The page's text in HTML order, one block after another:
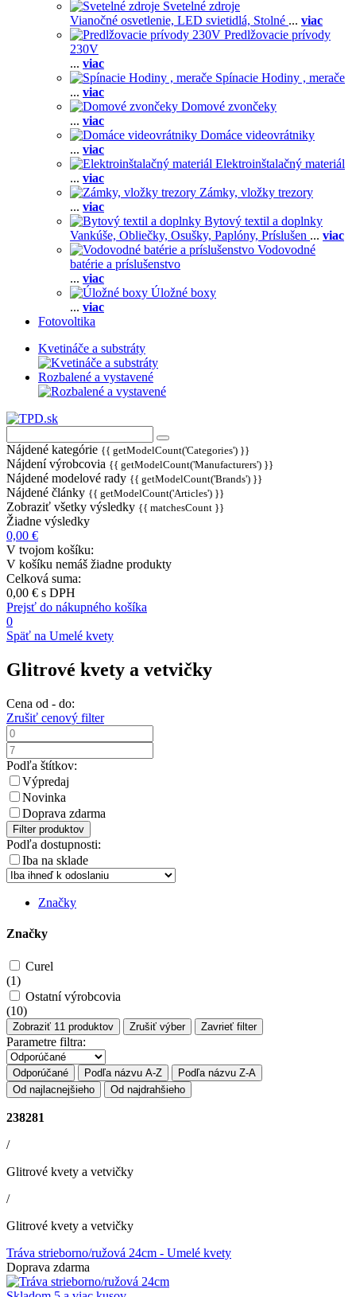
Svetelné zdroje
Vianočné osvetlenie, LED svietidlá, Stolné ... viac
Predlžovacie prívody
230V
... viac
Spínacie Hodiny , merače
... viac
Domové zvončeky
... viac
Domáce videovrátniky
... viac
Elektroinštalačný materiál
... viac
Zámky, vložky trezory
... viac
Bytový textil a doplnky
Vankúše, Obliečky, Osušky, Paplóny, Príslušen ... viac
Vodovodné
batérie a príslušenstvo
... viac
Úložné boxy
... viac
Fotovoltika
Kvetináče a substráty
Rozbalené a vystavené
Nájdené kategórie {{ getModelCount('Categories') }}
Nájdení výrobcovia {{ getModelCount('Manufacturers') }}
Nájdené modelové rady {{ getModelCount('Brands') }}
Nájdené články {{ getModelCount('Articles') }}
Zobraziť všetky výsledky {{ matchesCount }}
Žiadne výsledky
0,00 €
V tvojom košíku:
V košíku nemáš žiadne produkty
Celková suma:
0,00 € s DPH
Prejsť do nákupného košíka
0
Späť na Umelé kvety
Glitrové kvety a vetvičky
Cena od - do:
Zrušiť cenový filter
Podľa štítkov:
Výpredaj
Novinka
Doprava zdarma
Filter produktov
Podľa dostupnosti:
Iba na sklade
Značky
Značky
Curel
(1)
Ostatní výrobcovia
(10)
Zobraziť 11 produktov Zrušiť výber Zavrieť filter
Parametre filtra:
Odporúčané Podľa názvu A-Z
Podľa názvu Z-A
Od najlacnejšieho
Od najdrahšieho
238281
/
Glitrové kvety a vetvičky
/
Glitrové kvety a vetvičky
Tráva strieborno/ružová 24cm - Umelé kvety
Doprava zdarma